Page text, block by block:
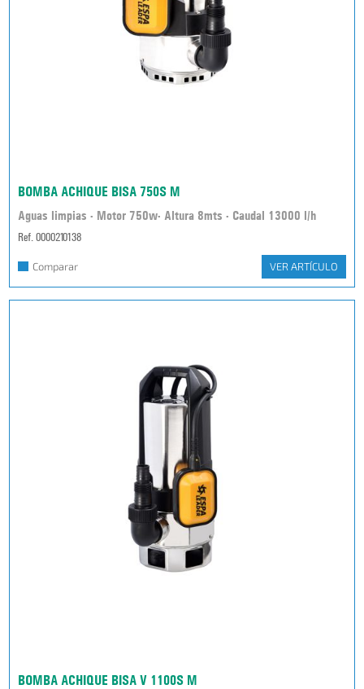
BOMBA ACHIQUE BISA 750S M
Aguas limpias - Motor 750w- Altura 8mts - Caudal 13000 l/h
Ref. 0000210138
Comparar VER ARTÍCULO
BOMBA ACHIQUE BISA V 1100S M